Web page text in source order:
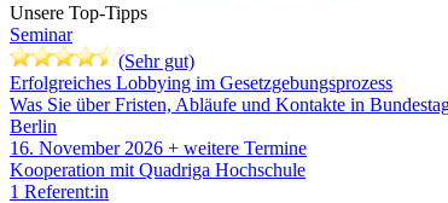
Unsere Top-Tipps
Seminar
(Sehr gut)
Erfolgreiches Lobbying im Gesetzgebungsprozess
Was Sie über Fristen, Abläufe und Kontakte in
Berlin
16. November 2026 + weitere Termine
Kooperation mit Quadriga Hochschule
1 Referent:in